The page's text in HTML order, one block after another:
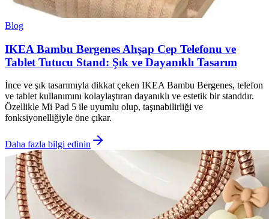
Blog
IKEA Bambu Bergenes Ahşap Cep Telefonu ve
Tablet Tutucu Stand: Şık ve Dayanıklı Tasarım
İnce ve şık tasarımıyla dikkat çeken IKEA Bambu Bergenes, telefon
ve tablet kullanımını kolaylaştıran dayanıklı ve estetik bir standdır.
Özellikle Mi Pad 5 ile uyumlu olup, taşınabilirliği ve
fonksiyonelliğiyle öne çıkar.
Daha fazla bilgi edinin